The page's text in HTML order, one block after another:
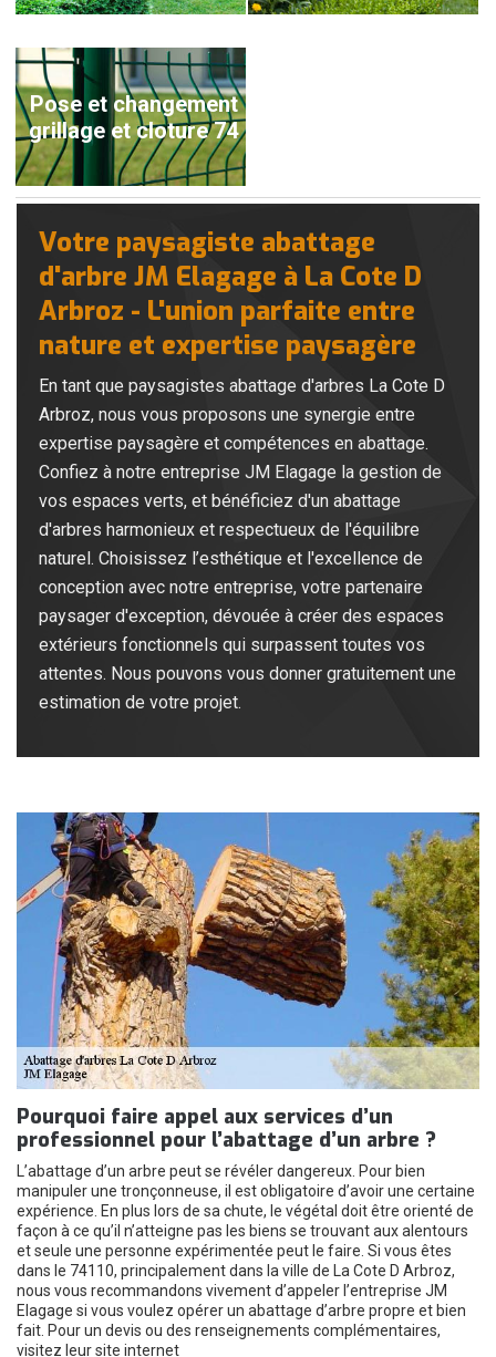
Pose et changement
grillage et cloture 74
Votre paysagiste abattage
d'arbre JM Elagage à La Cote D
Arbroz - L'union parfaite entre
nature et expertise paysagère
En tant que paysagistes abattage d'arbres La Cote D
Arbroz, nous vous proposons une synergie entre
expertise paysagère et compétences en abattage.
Confiez à notre entreprise JM Elagage la gestion de
vos espaces verts, et bénéficiez d'un abattage
d'arbres harmonieux et respectueux de l'équilibre
naturel. Choisissez l’esthétique et l'excellence de
conception avec notre entreprise, votre partenaire
paysager d'exception, dévouée à créer des espaces
extérieurs fonctionnels qui surpassent toutes vos
attentes. Nous pouvons vous donner gratuitement une
estimation de votre projet.
Pourquoi faire appel aux services d’un
professionnel pour l’abattage d’un arbre ?
L’abattage d’un arbre peut se révéler dangereux. Pour bien
manipuler une tronçonneuse, il est obligatoire d’avoir une certaine
expérience. En plus lors de sa chute, le végétal doit être orienté de
façon à ce qu’il n’atteigne pas les biens se trouvant aux alentours
et seule une personne expérimentée peut le faire. Si vous êtes
dans le 74110, principalement dans la ville de La Cote D Arbroz,
nous vous recommandons vivement d’appeler l’entreprise JM
Elagage si vous voulez opérer un abattage d’arbre propre et bien
fait. Pour un devis ou des renseignements complémentaires,
visitez leur site internet